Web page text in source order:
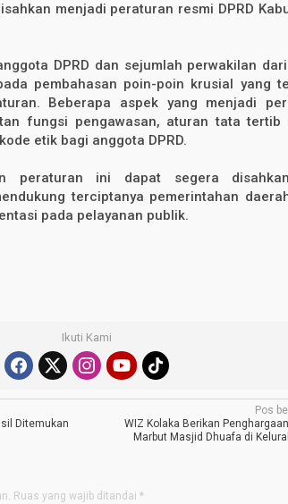
menjadi peraturan resmi DPRD
DPRD dan sejumlah perwakilan
pembahasan poin-poin krusial yang
Beberapa aspek yang menjadi
fungsi pengawasan, aturan tata tertib
etik bagi anggota DPRD.
peraturan ini dapat segera
terciptanya pemerintahan
pada pelayanan publik.
Ikuti Kami
Ditemukan
Pos
WIZ Kolaka Berikan
Marbut Masjid Dhuafa di
Ruas yang wajib ditandai *